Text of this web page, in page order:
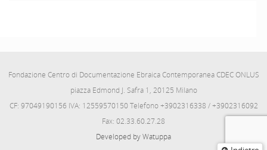
Fondazione Centro di Documentazione Ebraica Contemporanea CDEC ONLUS
piazza Edmond J. Safra 1, 20125 Milano
CF: 97049190156 IVA: 12559570150 Telefono +3902316338 / +3902316092
Fax: 02.33.60.27.28
Developed by Watuppa